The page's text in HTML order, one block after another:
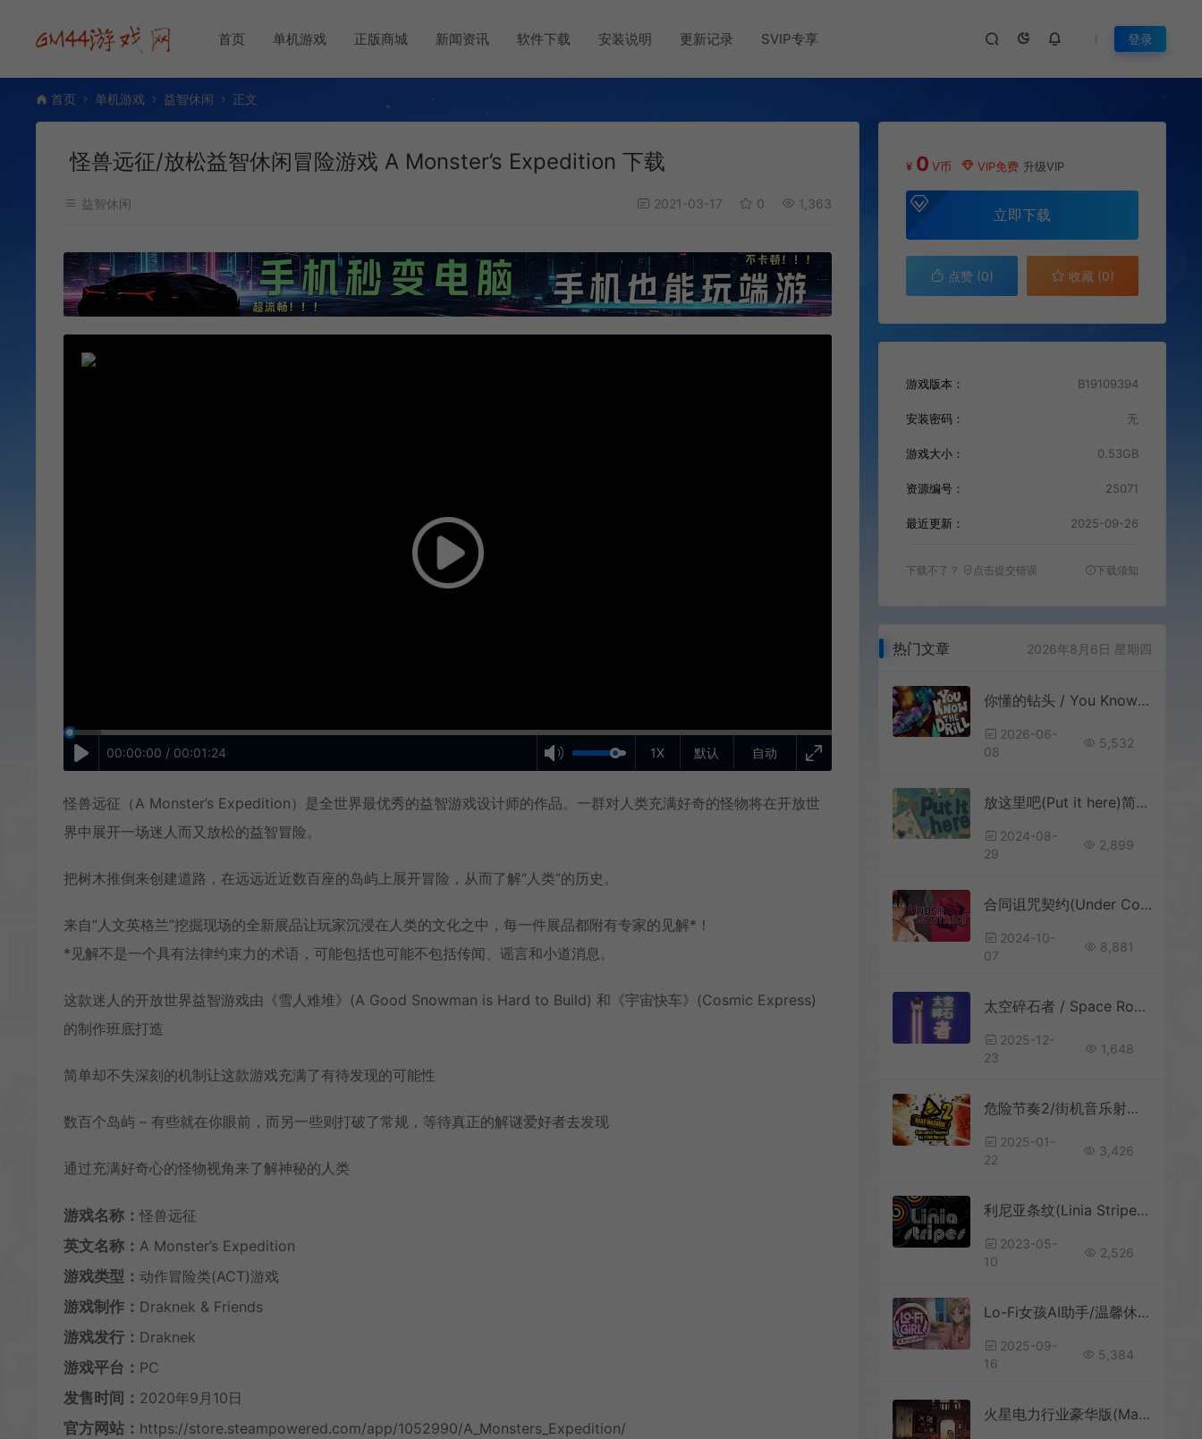
首页 单机游戏 正版商城 新闻资讯 软件下载 安装说明 更新记录 SVIP专享 登录
首页 单机游戏 益智休闲 正文
怪兽远征/放松益智休闲冒险游戏 A Monster’s Expedition 下载
益智休闲 2021-03-17 0 1,363
自动
1X 默认
00:00:00 / 00:01:24
怪兽远征（A Monster’s Expedition）是全世界最优秀的益智游戏设计师的作品。一群对人类充满好奇的怪物将在开放世
界中展开一场迷人而又放松的益智冒险。
把树木推倒来创建道路，在远远近近数百座的岛屿上展开冒险，从而了解“人类”的历史。
来自“人文英格兰”挖掘现场的全新展品让玩家沉浸在人类的文化之中，每一件展品都附有专家的见解*！
*见解不是一个具有法律约束力的术语，可能包括也可能不包括传闻、谣言和小道消息。
这款迷人的开放世界益智游戏由《雪人难堆》(A Good Snowman is Hard to Build) 和《宇宙快车》(Cosmic Express)
的制作班底打造
简单却不失深刻的机制让这款游戏充满了有待发现的可能性
数百个岛屿 – 有些就在你眼前，而另一些则打破了常规，等待真正的解谜爱好者去发现
通过充满好奇心的怪物视角来了解神秘的人类
游戏名称： 怪兽远征
英文名称： A Monster’s Expedition
游戏类型： 动作冒险类(ACT)游戏
游戏制作： Draknek & Friends
游戏发行： Draknek
游戏平台： PC
发售时间： 2020年9月10日
官方网站： https://store.steampowered.com/app/1052990/A_Monsters_Expedition/
¥ 0 V币 VIP免费 升级VIP
立即下载
点赞 (0) 收藏 (0)
游戏版本： B19109394
安装密码： 无
游戏大小： 0.53GB
资源编号： 25071
最近更新： 2025-09-26
下载不了？ 点击提交错误 下载须知
热门文章 2026年8月6日 星期四
你懂的钻头 / You Know The Drill 休闲增量挖矿游戏
2026-06-
08
5,532
放这里吧(Put it here)简中|PC|PUZ|轻松治愈休闲解谜游戏
2024-08-
29
2,899
合同诅咒契约(Under Contract)休闲喜剧三消街机游戏|下载
2024-10-
07
8,881
太空碎石者 / Space Rock Breaker 短篇增量游戏
2025-12-
23
1,648
危险节奏2/街机音乐射击休闲游戏 Beat Hazard 2 下载
2025-01-
22
3,426
利尼亚条纹(Linia Stripes)简中|PC|PUZ|益智休闲消除游戏
2023-05-
10
2,526
Lo-Fi女孩AI助手/温馨休闲交互游戏 Lo-Fi Girl AI Assistant 下载
2025-09-
16
5,384
火星电力行业豪华版(Mars Power Industries Deluxe)简中|PC|PUZ|休闲解谜益智游戏